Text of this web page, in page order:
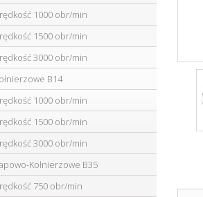
1000 obr/min
1500 obr/min
3000 obr/min
B14
1000 obr/min
1500 obr/min
3000 obr/min
Kołnierzowe B35
750 obr/min